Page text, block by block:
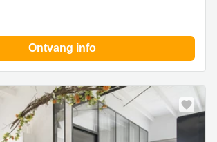
Ontvang info